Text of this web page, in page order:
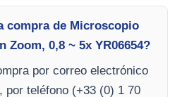
compra de Microscopio
Zoom, 0,8 ~ 5x YR06654?
por correo electrónico
por teléfono (+33 (0) 1 70